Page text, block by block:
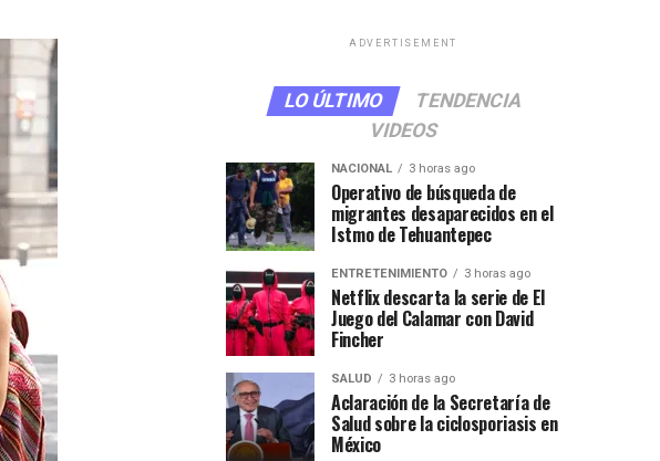
ADVERTISEMENT
LO ÚLTIMO
TENDENCIA
VIDEOS
NACIONAL 3 horas ago
Operativo de búsqueda de
migrantes desaparecidos en el
Istmo de Tehuantepec
ENTRETENIMIENTO 3 horas ago
Netflix descarta la serie de El
Juego del Calamar con David
Fincher
SALUD 3 horas ago
Aclaración de la Secretaría de
Salud sobre la ciclosporiasis en
México